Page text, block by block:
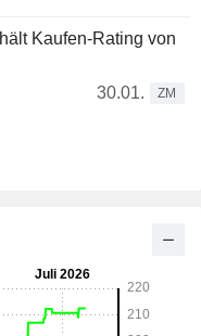
Kaufen-Rating von
30.01.
ZM